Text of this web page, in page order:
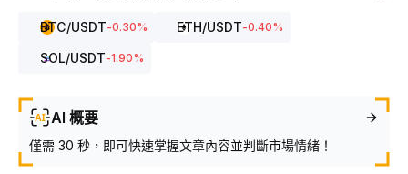
BTC/USDT-0.30% ETH/USDT-0.40%
SOL/USDT-1.90%
AI 概要
僅需 30 秒，即可快速掌握文章內容並判斷市場情緒！